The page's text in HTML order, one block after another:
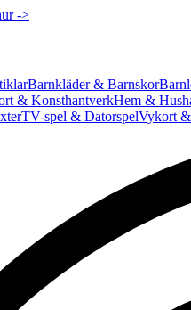
->
Barnkläder & Barnskor
& KonsthantverkHem &
TV-spel & DatorspelVykort